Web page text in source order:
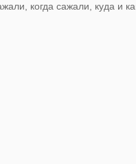
когда сажали, куда и